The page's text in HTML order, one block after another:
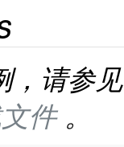
，请参见
件 。